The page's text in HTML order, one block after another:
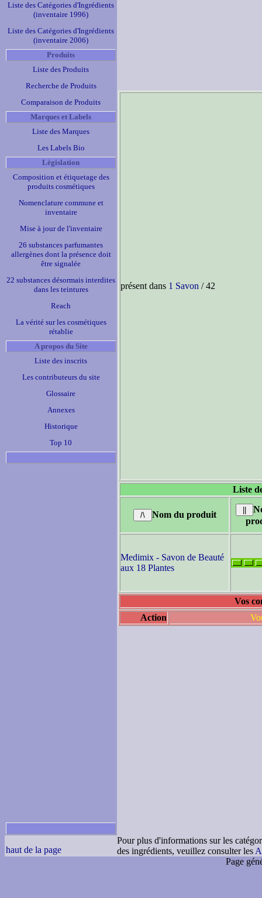
Liste des Catégories d'Ingrédients
(inventaire 1996)
Liste des Catégories d'Ingrédients
(inventaire 2006)
Produits
Liste des Produits
Recherche de Produits
Comparaison de Produits
Marques et Labels
Liste des Marques
Les Labels Bio
Législation
Composition et étiquetage des
produits cosmétiques
Nomenclature commune et
inventaire
Mise à jour de l'inventaire
26 substances parfumantes
allergènes dont la présence doit
être signalée
22 substances désormais interdites
dans les teintures
Reach
La vérité sur les cosmétiques
rétablie
A propos du Site
Liste des inscrits
Les contributeurs du site
Glossaire
Annexes
Historique
Top 10
présent dans 1 Savon / 42
Liste
Nom du produit
Medimix - Savon de Beauté
aux 18 Plantes
Vos
Action
haut de la page
Pour plus d'informations sur les
des ingrédients, veuillez consulter les
Page